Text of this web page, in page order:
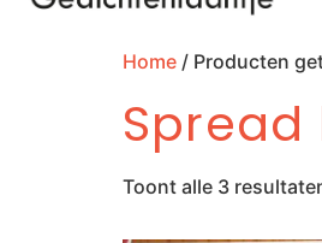
Home / Producten
Toont alle 3